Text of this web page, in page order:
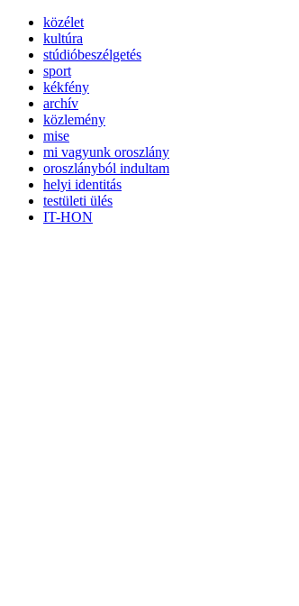
közélet
kultúra
stúdióbeszélgetés
sport
kékfény
archív
közlemény
mise
mi vagyunk oroszlány
oroszlányból indultam
helyi identitás
testületi ülés
IT-HON